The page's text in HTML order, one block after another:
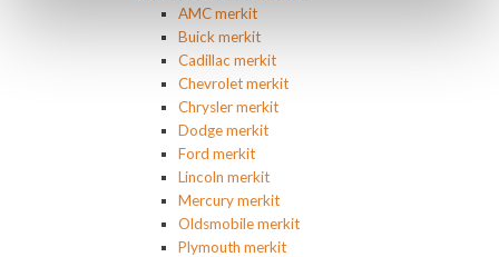
AMC merkit
Buick merkit
Cadillac merkit
Chevrolet merkit
Chrysler merkit
Dodge merkit
Ford merkit
Lincoln merkit
Mercury merkit
Oldsmobile merkit
Plymouth merkit